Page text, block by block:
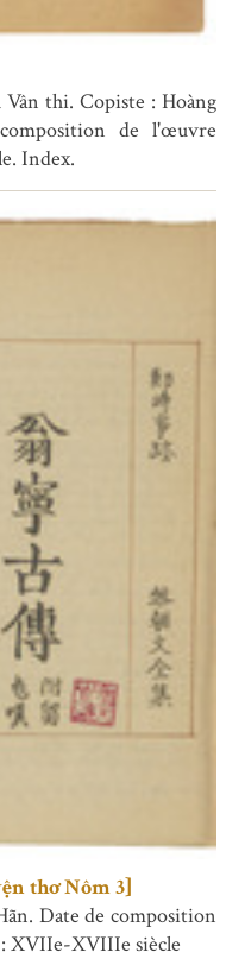
thi. Copiste : Hoàng
de l'œuvre
Index.
thơ Nôm 3]
Date de composition
XVIIe-XVIIIe siècle